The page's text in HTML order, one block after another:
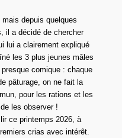
depuis quelques
il a décidé de chercher
lui a clairement expliqué
les 3 plus jeunes mâles
comique : chaque
pâturage, on ne fait la
pour les rations et les
les observer !
ce printemps 2026, à
crias avec intérêt.